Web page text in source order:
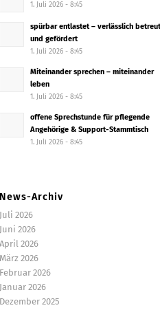
1. Juli 2026 - 8:45
spürbar entlastet – verlässlich
und gefördert
1. Juli 2026 - 8:45
Miteinander sprechen – miteinander
leben
1. Juli 2026 - 8:45
offene Sprechstunde für pflegende
Angehörige & Support-Stammtisch
1. Juli 2026 - 8:45
News-Archiv
Juli 2026
Juni 2026
April 2026
März 2026
Februar 2026
Januar 2026
Dezember 2025